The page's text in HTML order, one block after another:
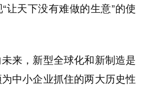
让天下没有难做的生意”的使
来，新型全球化和新制造是
中小企业抓住的两大历史性